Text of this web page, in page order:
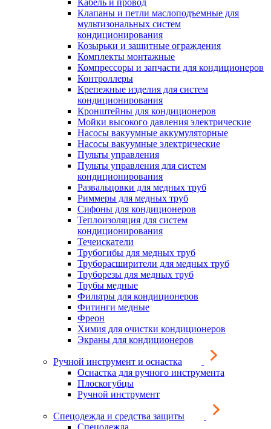
Кабель и провод
Клапаны и петли маслоподъемные для
мультизональных систем
кондиционирования
Козырьки и защитные ограждения
Комплекты монтажные
Компрессоры и запчасти для кондиционеров
Контроллеры
Крепежные изделия для систем
кондиционирования
Кронштейны для кондиционеров
Мойки высокого давления электрические
Насосы вакуумные аккумуляторные
Насосы вакуумные электрические
Пульты управления
Пульты управления для систем
кондиционирования
Развальцовки для медных труб
Риммеры для медных труб
Сифоны для кондиционеров
Теплоизоляция для систем
кондиционирования
Течеискатели
Трубогибы для медных труб
Труборасширители для медных труб
Труборезы для медных труб
Трубы медные
Фильтры для кондиционеров
Фитинги медные
Фреон
Химия для очистки кондиционеров
Экраны для кондиционеров
Ручной инструмент и оснастка
Оснастка для ручного инструмента
Плоскогубцы
Ручной инструмент
Спецодежда и средства защиты
Спецодежда